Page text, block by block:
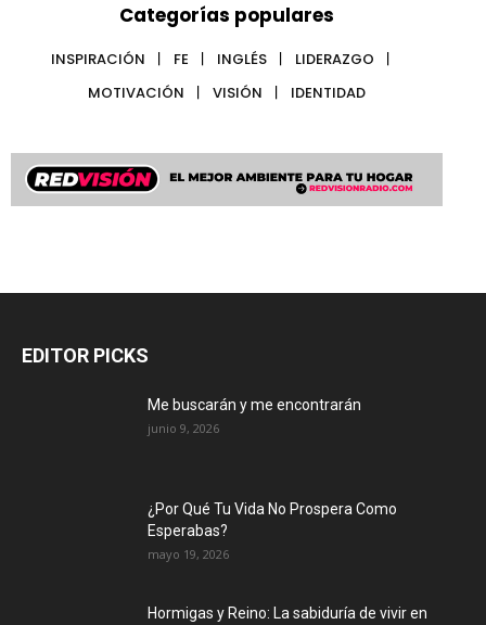
Categorías populares
INSPIRACIÓN FE INGLÉS
LIDERAZGO
MOTIVACIÓN
VISIÓN IDENTIDAD
EDITOR PICKS
Me buscarán y me encontrarán
junio 9, 2026
¿Por Qué Tu Vida No Prospera Como
Esperabas?
mayo 19, 2026
Hormigas y Reino: La sabiduría de vivir en